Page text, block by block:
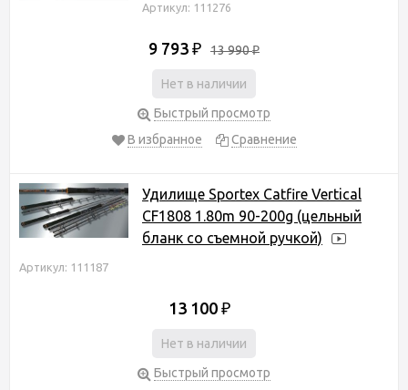
Артикул: 111276
9 793 ₽ 13 990₽
Нет в наличии
Быстрый просмотр
В избранное
Сравнение
Удилище Sportex Catfire Vertical
CF1808 1.80m 90-200g (цельный
бланк со съемной ручкой)
Артикул: 111187
13 100 ₽
Нет в наличии
Быстрый просмотр